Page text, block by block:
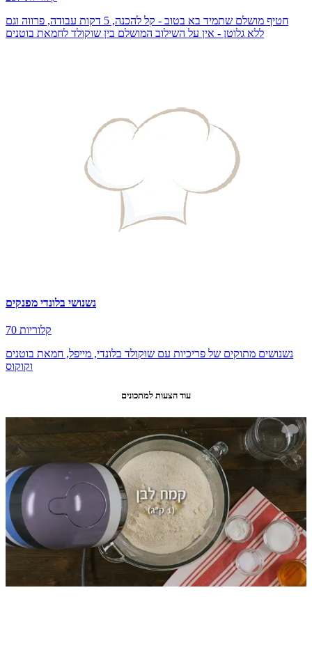
חטיף מושלם שתמיד בא בטוב - קל להכנה, 5 דקות עבודה, פרווה וגם
ללא גלוטן - אין על השילוב המושלם בין שוקולד לחמאת בוטנים
נשנושי בלונדי מפנקים
70 קלוריות
נשנושים מתוקים של פריכיות עם שוקולד בלונדי, מייפל, חמאת בוטנים
וקוקוס
עוד הצעות למתכונים